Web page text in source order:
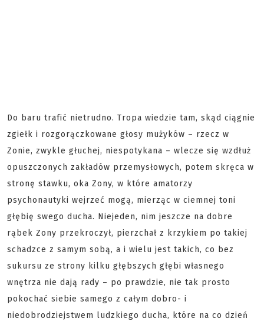
Do baru trafić nietrudno. Tropa wiedzie tam, skąd ciągnie
zgiełk i rozgorączkowane głosy mużyków – rzecz w
Zonie, zwykle głuchej, niespotykana – wlecze się wzdłuż
opuszczonych zakładów przemysłowych, potem skręca w
stronę stawku, oka Zony, w które amatorzy
psychonautyki wejrzeć mogą, mierząc w ciemnej toni
głębię swego ducha. Niejeden, nim jeszcze na dobre
rąbek Zony przekroczył, pierzchał z krzykiem po takiej
schadzce z samym sobą, a i wielu jest takich, co bez
sukursu ze strony kilku głębszych głębi własnego
wnętrza nie dają rady – po prawdzie, nie tak prosto
pokochać siebie samego z całym dobro- i
niedobrodziejstwem ludzkiego ducha, które na co dzień